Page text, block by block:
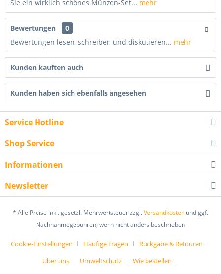
Sie ein wirklich schönes Münzen-Set... mehr
Bewertungen
0
Bewertungen lesen, schreiben und diskutieren... mehr
Kunden kauften auch
Kunden haben sich ebenfalls angesehen
Service Hotline
Shop Service
Informationen
Newsletter
* Alle Preise inkl. gesetzl. Mehrwertsteuer zzgl.Versandkosten und ggf.
Nachnahmegebühren, wenn nicht anders beschrieben
Cookie-Einstellungen Häufige Fragen
Rückgabe & Retouren
Über uns
Umweltschutz
Wie bestellen